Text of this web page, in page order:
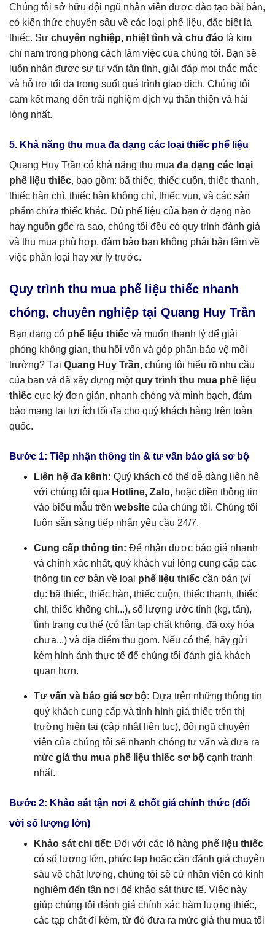
Chúng tôi sở hữu đội ngũ nhân viên được đào tạo bài bản,
có kiến thức chuyên sâu về các loại phế liệu, đặc biệt là
thiếc. Sự chuyên nghiệp, nhiệt tình và chu đáo là kim
chỉ nam trong phong cách làm việc của chúng tôi. Bạn sẽ
luôn nhận được sự tư vấn tận tình, giải đáp mọi thắc mắc
và hỗ trợ tối đa trong suốt quá trình giao dịch. Chúng tôi
cam kết mang đến trải nghiệm dịch vụ thân thiện và hài
lòng nhất.
5. Khả năng thu mua đa dạng các loại thiếc phế liệu
Quang Huy Trần có khả năng thu mua đa dạng các loại
phế liệu thiếc, bao gồm: bã thiếc, thiếc cuộn, thiếc thanh,
thiếc hàn chì, thiếc hàn không chì, thiếc vụn, và các sản
phẩm chứa thiếc khác. Dù phế liệu của bạn ở dạng nào
hay nguồn gốc ra sao, chúng tôi đều có quy trình đánh giá
và thu mua phù hợp, đảm bảo bạn không phải bận tâm về
việc phân loại hay xử lý trước.
Quy trình thu mua phế liệu thiếc nhanh
chóng, chuyên nghiệp tại Quang Huy Trần
Bạn đang có phế liệu thiếc và muốn thanh lý để giải
phóng không gian, thu hồi vốn và góp phần bảo vệ môi
trường? Tại Quang Huy Trần, chúng tôi hiểu rõ nhu cầu
của bạn và đã xây dựng mộtquy trình thu mua phế liệu
thiếc cực kỳ đơn giản, nhanh chóng và minh bạch, đảm
bảo mang lại lợi ích tối đa cho quý khách hàng trên toàn
quốc.
Bước 1: Tiếp nhận thông tin & tư vấn báo giá sơ bộ
Liên hệ đa kênh: Quý khách có thể dễ dàng liên hệ
với chúng tôi qua Hotline, Zalo, hoặc điền thông tin
vào biểu mẫu trên website của chúng tôi. Chúng tôi
luôn sẵn sàng tiếp nhận yêu cầu 24/7.
Cung cấp thông tin: Để nhận được báo giá nhanh
và chính xác nhất, quý khách vui lòng cung cấp các
thông tin cơ bản về loại phế liệu thiếc cần bán (ví
dụ: bã thiếc, thiếc hàn, thiếc cuộn, thiếc thanh, thiếc
chì, thiếc không chì...), số lượng ước tính (kg, tấn),
tình trạng cụ thể (có lẫn tạp chất không, đã oxy hóa
chưa...) và địa điểm thu gom. Nếu có thể, hãy gửi
kèm hình ảnh thực tế để chúng tôi đánh giá khách
quan hơn.
Tư vấn và báo giá sơ bộ: Dựa trên những thông tin
quý khách cung cấp và tình hình giá thiếc trên thị
trường hiện tại (cập nhật liên tục), đội ngũ chuyên
viên của chúng tôi sẽ nhanh chóng tư vấn và đưa ra
mức giá thu mua phế liệu thiếc sơ bộ cạnh tranh
nhất.
Bước 2: Khảo sát tận nơi & chốt giá chính thức (đối
với số lượng lớn)
Khảo sát chi tiết: Đối với các lô hàng phế liệu thiếc
có số lượng lớn, phức tạp hoặc cần đánh giá chuyên
sâu về chất lượng, chúng tôi sẽ cử nhân viên có kinh
nghiệm đến tận nơi để khảo sát thực tế. Việc này
giúp chúng tôi đánh giá chính xác hàm lượng thiếc,
các tạp chất đi kèm, từ đó đưa ra mức giá thu mua tối